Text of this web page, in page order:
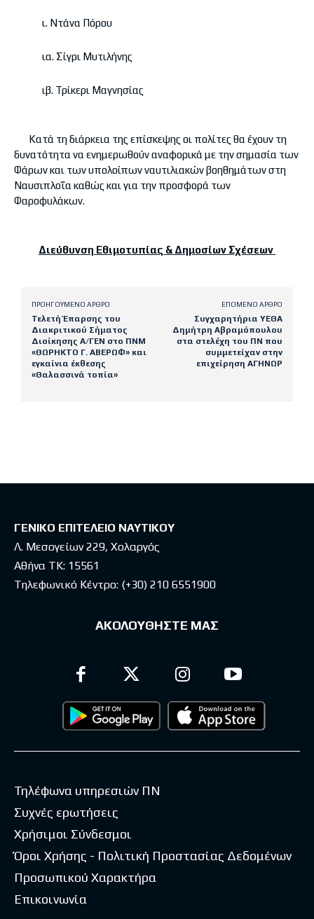
ι. Ντάνα Πόρου
ια. Σίγρι Μυτιλήνης
ιβ. Τρίκερι Μαγνησίας
Κατά τη διάρκεια της επίσκεψης οι πολίτες θα έχουν τη
δυνατότητα να ενημερωθούν αναφορικά με την σημασία των
Φάρων και των υπολοίπων ναυτιλιακών βοηθημάτων στη
Ναυσιπλοΐα καθώς και για την προσφορά των
Φαροφυλάκων.
Διεύθυνση Εθιμοτυπίας & Δημοσίων Σχέσεων
ΠΡΟΗΓΟΎΜΕΝΟ ΆΡΘΡΟ
Τελετή Έπαρσης του
Διακριτικού Σήματος
Διοίκησης Α/ΓΕΝ στο ΠΝΜ
«ΘΩΡΗΚΤΟ Γ. ΑΒΕΡΩΦ» και
εγκαίνια έκθεσης
«Θαλασσινά τοπία»
ΕΠΌΜΕΝΟ ΆΡΘΡΟ
Συγχαρητήρια ΥΕΘΑ
Δημήτρη Αβραμόπουλου
στα στελέχη του ΠΝ που
συμμετείχαν στην
επιχείρηση ΑΓΗΝΩΡ
ΓΕΝΙΚΟ ΕΠΙΤΕΛΕΙΟ ΝΑΥΤΙΚΟΥ
Λ. Μεσογείων 229, Χολαργός
Αθήνα ΤΚ: 15561
Τηλεφωνικό Κέντρο: (+30) 210 6551900
ΑΚΟΛΟΥΘΗΣΤΕ ΜΑΣ
Τηλέφωνα υπηρεσιών ΠΝ
Συχνές ερωτήσεις
Χρήσιμοι Σύνδεσμοι
Όροι Χρήσης - Πολιτική Προστασίας Δεδομένων
Προσωπικού Χαρακτήρα
Επικοινωνία